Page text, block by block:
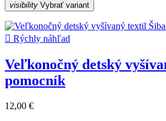
visibility Vybrať variant
 Rýchly náhľad
Veľkonočný detský
pomocník
12,00 €